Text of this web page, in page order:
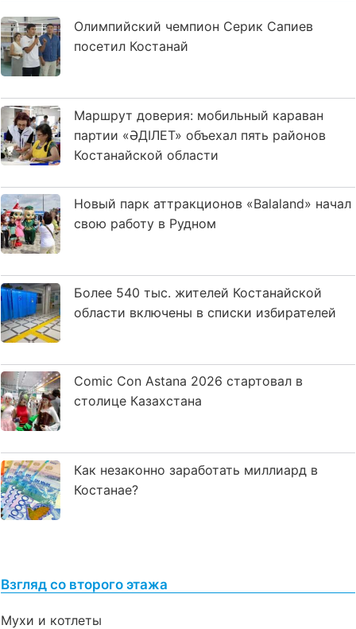
Олимпийский чемпион Серик Сапиев
посетил Костанай
Маршрут доверия: мобильный караван
партии «ӘДІЛЕТ» объехал пять районов
Костанайской области
Новый парк аттракционов «Balaland» начал
свою работу в Рудном
Более 540 тыс. жителей Костанайской
области включены в списки избирателей
Comic Con Astana 2026 стартовал в
столице Казахстана
Как незаконно заработать миллиард в
Костанае?
Взгляд со второго этажа
Мухи и котлеты